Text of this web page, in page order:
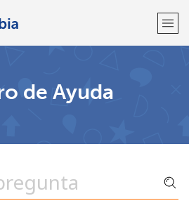
de Ayuda